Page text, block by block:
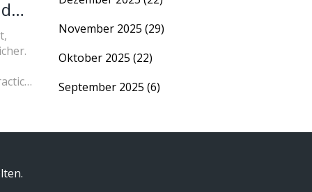
November 2025 (29)
Oktober 2025 (22)
September 2025 (6)